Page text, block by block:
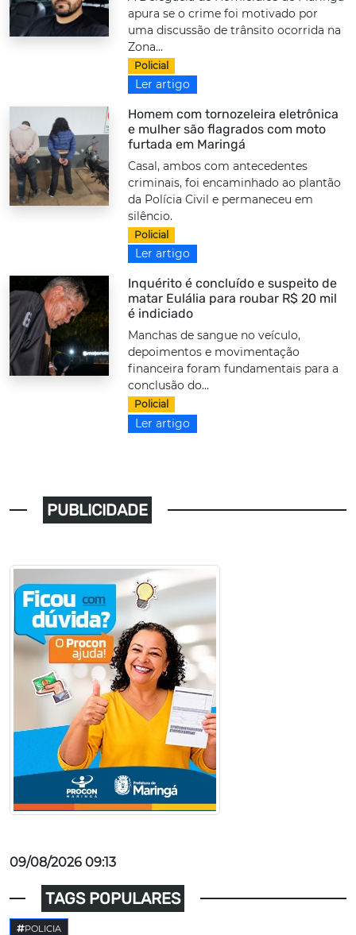
apura se o crime foi motivado por
uma discussão de trânsito ocorrida na
Zona...
Policial
Ler artigo
Homem com tornozeleira eletrônica
e mulher são flagrados com moto
furtada em Maringá
Casal, ambos com antecedentes
criminais, foi encaminhado ao plantão
da Polícia Civil e permaneceu em
silêncio.
Policial
Ler artigo
Inquérito é concluído e suspeito de
matar Eulália para roubar R$ 20 mil
é indiciado
Manchas de sangue no veículo,
depoimentos e movimentação
financeira foram fundamentais para a
conclusão do...
Policial
Ler artigo
PUBLICIDADE
09/08/2026 09:13
TAGS POPULARES
POLICIA